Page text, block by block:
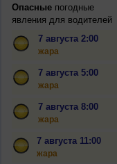
Опасныепогодные
явления для водителей
7 августа 2:00
жара
7 августа 5:00
жара
7 августа 8:00
жара
7 августа 11:00
жара